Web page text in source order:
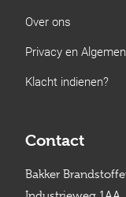
Over ons
Privacy en
Klacht indienen?
Contact
Bakker